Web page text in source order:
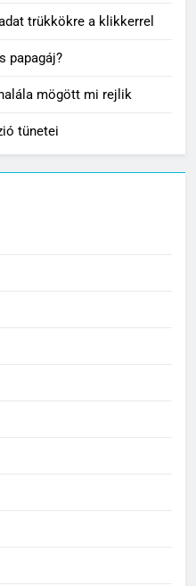
trükkökre a klikkerrel
papagáj?
mögött mi rejlik
tünetei